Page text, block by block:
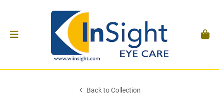
Back to Collection